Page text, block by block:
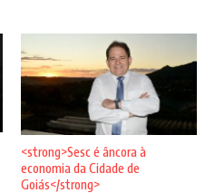
<strong>Sesc é âncora à
economia da Cidade de
Goiás</strong>